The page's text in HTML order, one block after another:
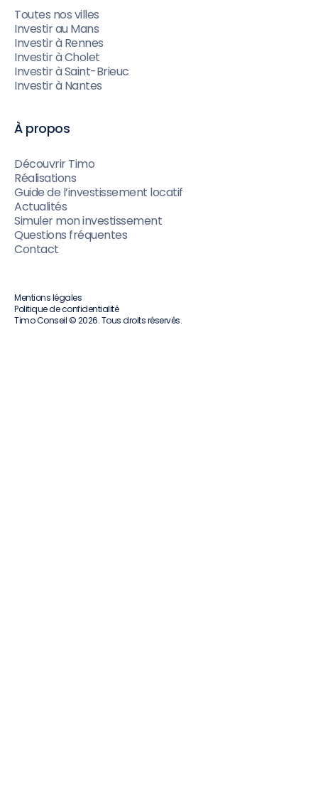
Toutes nos villes
Investir au Mans
Investir à Rennes
Investir à Cholet
Investir à Saint-Brieuc
Investir à Nantes
À propos
Découvrir Timo
Réalisations
Guide de l’investissement locatif
Actualités
Simuler mon investissement
Questions fréquentes
Contact
Timo Conseil © 2026. Tous droits réservés.
Mentions légales
Politique de confidentialité